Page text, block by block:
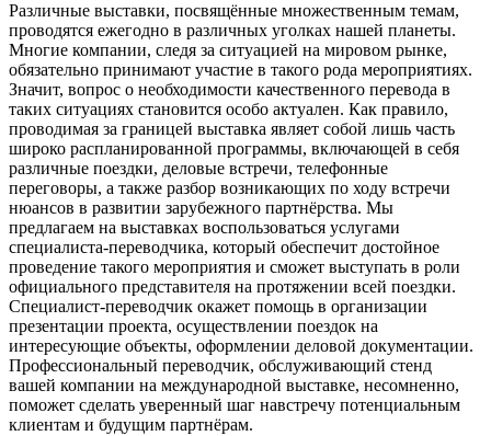
Различные выставки, посвящённые множественным темам,
проводятся ежегодно в различных уголках нашей планеты.
Многие компании, следя за ситуацией на мировом рынке,
обязательно принимают участие в такого рода мероприятиях.
Значит, вопрос о необходимости качественного перевода в
таких ситуациях становится особо актуален. Как правило,
проводимая за границей выставка являет собой лишь часть
широко распланированной программы, включающей в себя
различные поездки, деловые встречи, телефонные
переговоры, а также разбор возникающих по ходу встречи
нюансов в развитии зарубежного партнёрства. Мы
предлагаем на выставках воспользоваться услугами
специалиста-переводчика, который обеспечит достойное
проведение такого мероприятия и сможет выступать в роли
официального представителя на протяжении всей поездки.
Специалист-переводчик окажет помощь в организации
презентации проекта, осуществлении поездок на
интересующие объекты, оформлении деловой документации.
Профессиональный переводчик, обслуживающий стенд
вашей компании на международной выставке, несомненно,
поможет сделать уверенный шаг навстречу потенциальным
клиентам и будущим партнёрам.